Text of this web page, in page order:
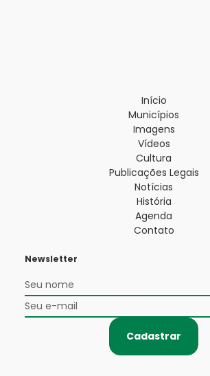
Início
Municípios
Imagens
Vídeos
Cultura
Publicações Legais
Notícias
História
Agenda
Contato
Newsletter
Cadastrar